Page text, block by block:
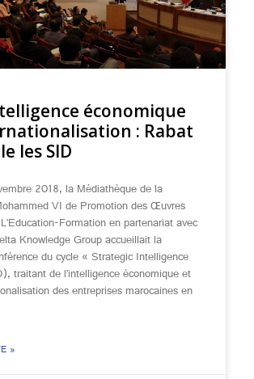
économique
: Rabat
les SID
2018, la Médiathèque de la
VI de Promotion des Œuvres
Formation en partenariat avec
Knowledge Group accueillait la
du cycle « Strategic Intelligence
traitant de l’intelligence économique et
des entreprises marocaines en
»